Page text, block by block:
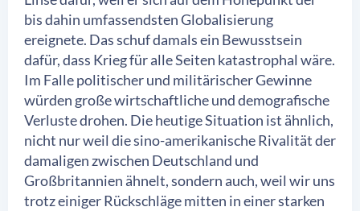
bis dahin umfassendsten Globalisierung
ereignete. Das schuf damals ein Bewusstsein
dafür, dass Krieg für alle Seiten katastrophal wäre.
Im Falle politischer und militärischer Gewinne
würden große wirtschaftliche und demografische
Verluste drohen. Die heutige Situation ist ähnlich,
nicht nur weil die sino-amerikanische Rivalität der
damaligen zwischen Deutschland und
Großbritannien ähnelt, sondern auch, weil wir uns
trotz einiger Rückschläge mitten in einer starken